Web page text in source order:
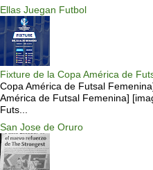
Ellas Juegan Futbol
Fixture de la Copa América de
Copa América de Futsal
América de Futsal Femenina]
Futs...
San Jose de Oruro